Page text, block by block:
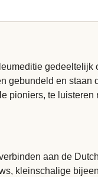
gebundeld en
pioniers, te
aan de
kleinschalige